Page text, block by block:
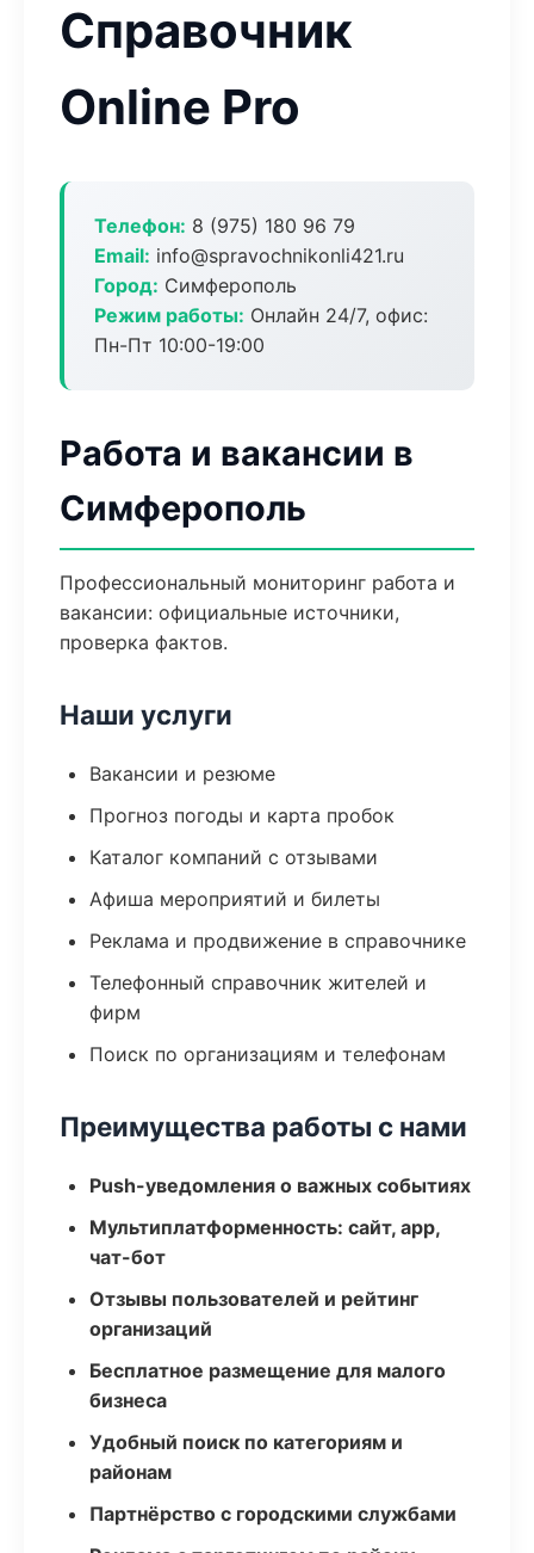
Справочник
Online Pro
Телефон: 8 (975) 180 96 79
Email: info@spravochnikonli421.ru
Город: Симферополь
Режим работы: Онлайн 24/7, офис:
Пн-Пт 10:00-19:00
Работа и вакансии в
Симферополь
Профессиональный мониторинг работа и
вакансии: официальные источники,
проверка фактов.
Наши услуги
Вакансии и резюме
Прогноз погоды и карта пробок
Каталог компаний с отзывами
Афиша мероприятий и билеты
Реклама и продвижение в справочнике
Телефонный справочник жителей и
фирм
Поиск по организациям и телефонам
Преимущества работы с нами
Push-уведомления о важных событиях
Мультиплатформенность: сайт, app,
чат-бот
Отзывы пользователей и рейтинг
организаций
Бесплатное размещение для малого
бизнеса
Удобный поиск по категориям и
районам
Партнёрство с городскими службами